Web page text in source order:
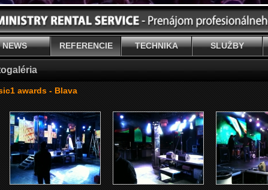
NEWS REFERENCIE TECHNIKA SLUŽBY
awards - Blava